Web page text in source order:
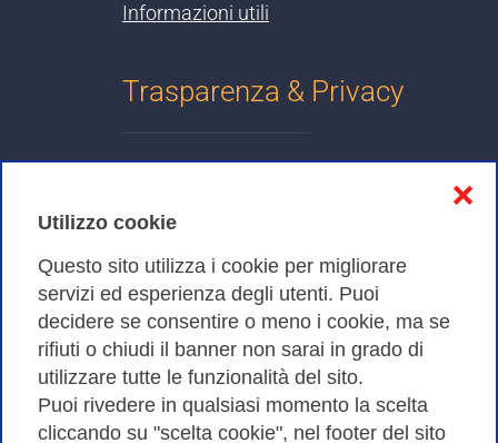
Utilizzo cookie
Questo sito utilizza i cookie per migliorare
servizi ed esperienza degli utenti. Puoi
decidere se consentire o meno i cookie, ma se
rifiuti o chiudi il banner non sarai in grado di
utilizzare tutte le funzionalità del sito.
Puoi rivedere in qualsiasi momento la scelta
cliccando su "scelta cookie", nel footer del sito
❌
Informazioni utili
Trasparenza & Privacy
Cookies Policy
Amministrazione trasparente
Bandi di Gara
Consortium GARR - Via dei Tizii, 6 - 00185 Roma | Tel.